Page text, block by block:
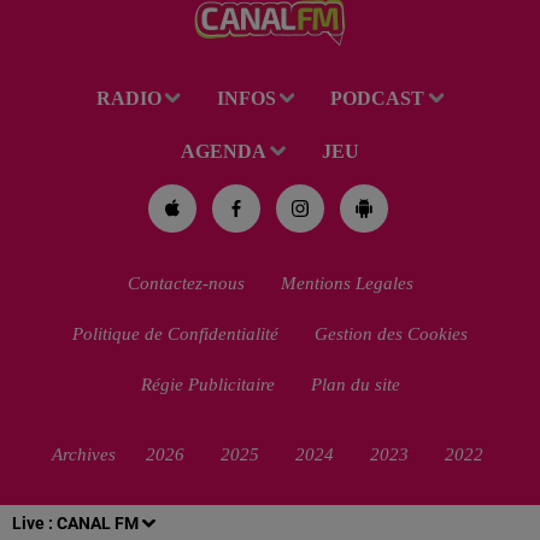
Live : CANAL FM
RADIO INFOS PODCAST
AGENDA JEU
Contactez-nous Mentions Legales
Politique de Confidentialité Gestion des Cookies
Régie Publicitaire Plan du site
Archives 2026 2025 2024 2023 2022